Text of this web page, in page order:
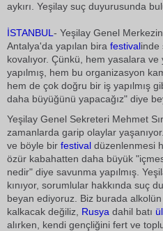
aykırı. Yeşilay suç duyurusunda
İSTANBUL - Yeşilay Genel
Antalya'da yapılan bira festivalinde
kovalıyor. Çünkü, hem yasalara ve
yapılmış, hem bu organizasyon
hem de çok doğru bir iş yapılmış
daha büyüğünü yapacağız" diye
Yeşilay Genel Sekreteri Mehmet
zamanlarda garip olaylar
ve böyle bir festival düzenlenmesi
özür kabahatten daha büyük
nedir" diye savunma yapılmış.
kınıyor, sorumlular hakkında suç
beyan ediyoruz. Biz burada
kalkacak değiliz, Rusya dahil batı
alırken, kendi gençliğini fert ve